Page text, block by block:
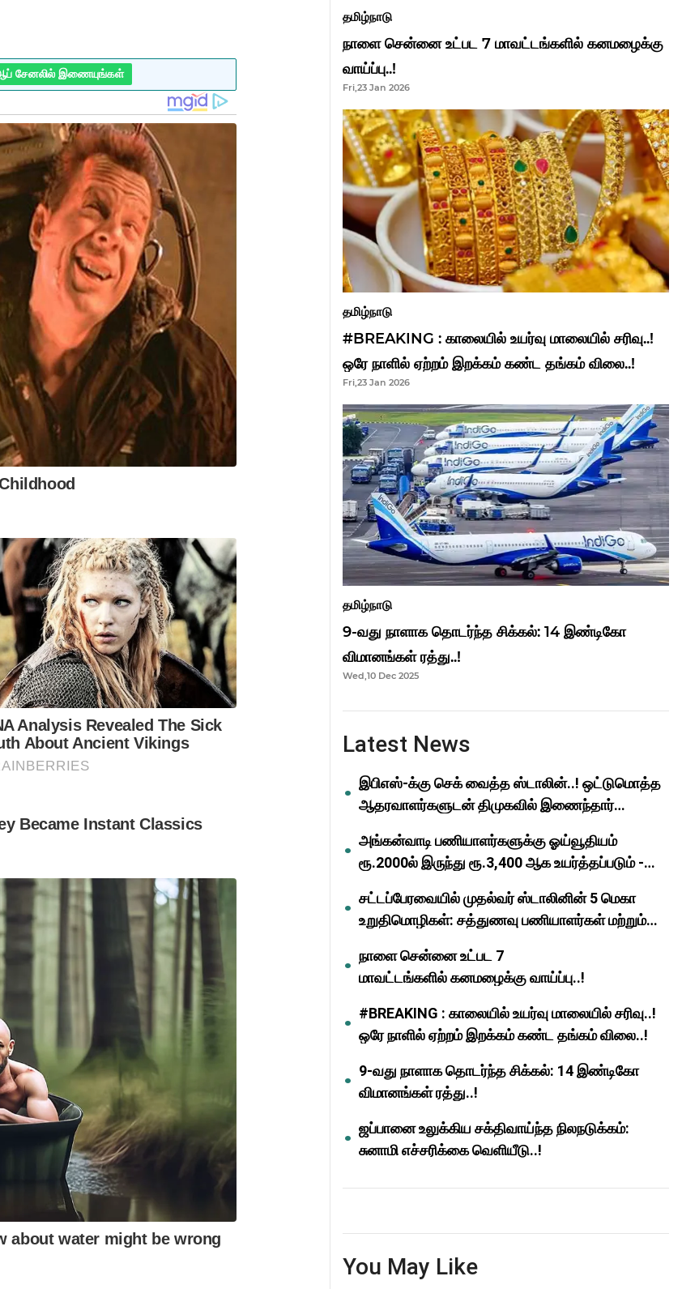
ஆப் சேனலில் இணையுங்கள்
தமிழ்நாடு
நாளை சென்னை உட்பட 7 மாவட்டங்களில் கனமழைக்கு
வாய்ப்பு..!
Fri,23 Jan 2026
தமிழ்நாடு
#BREAKING : காலையில் உயர்வு மாலையில் சரிவு..!
ஒரே நாளில் ஏற்றம் இறக்கம் கண்ட தங்கம் விலை..!
Fri,23 Jan 2026
தமிழ்நாடு
9-வது நாளாக தொடர்ந்த சிக்கல்: 14 இண்டிகோ
விமானங்கள் ரத்து..!
Wed,10 Dec 2025
Latest News
இபிஎஸ்-க்கு செக் வைத்த ஸ்டாலின்..! ஒட்டுமொத்த
ஆதரவாளர்களுடன் திமுகவில் இணைந்தார்
அங்கன்வாடி பணியாளர்களுக்கு ஓய்வூதியம்
ரூ.2000ல் இருந்து ரூ.3,400 ஆக உயர்த்தப்படும் -
சட்டப்பேரவையில் முதல்வர் ஸ்டாலினின் 5 மெகா
உறுதிமொழிகள்: சத்துணவு பணியாளர்கள் மற்றும்
நாளை சென்னை உட்பட 7
மாவட்டங்களில் கனமழைக்கு வாய்ப்பு..!
#BREAKING : காலையில் உயர்வு மாலையில் சரிவு..!
ஒரே நாளில் ஏற்றம் இறக்கம் கண்ட தங்கம் விலை..!
9-வது நாளாக தொடர்ந்த சிக்கல்: 14 இண்டிகோ
விமானங்கள் ரத்து..!
ஜப்பானை உலுக்கிய சக்திவாய்ந்த நிலநடுக்கம்:
சுனாமி எச்சரிக்கை வெளியீடு..!
You May Like